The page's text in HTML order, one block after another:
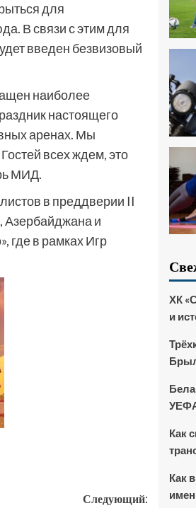
для
В связи с этим для
введен безвизовый
наиболее
настоящего
аренах. Мы
всех ждем, это
МИД.
в преддверии II
Азербайджана и
где в рамках Игр
Следующий:
ХК
и
Как
Как